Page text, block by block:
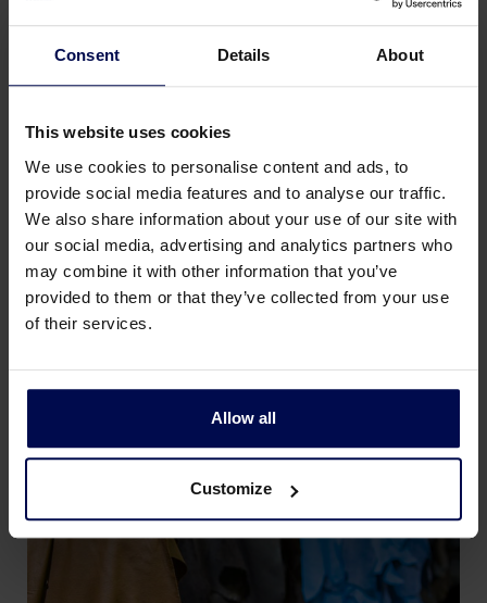
Consent Details About
This website uses cookies
We use cookies to personalise content and ads, to
provide social media features and to analyse our traffic.
We also share information about your use of our site with
our social media, advertising and analytics partners who
may combine it with other information that you’ve
provided to them or that they’ve collected from your use
of their services.
Allow all
Customize
Textiel
Enorme stromen van heet en zeer bijtend,
interessant gekleurd afvalwater zijn heel
gewoon in de textielindustrie. De vele niet-
afbreekbare organische stoffen in het
afvalwater vormen een bijzonder risico
voor het milieu.